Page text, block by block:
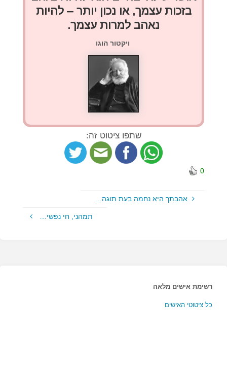
בזכות עצמך, או נכון יותר – להיות
נאהב למרות עצמך.
ויקטור הוגו
שתפו ציטוט זה:
0
אהבתך היא נחמה בעת תוגה…
תמהני, חי נפשי…
רשימת אישים מלאה
כל ציטוטי האישים